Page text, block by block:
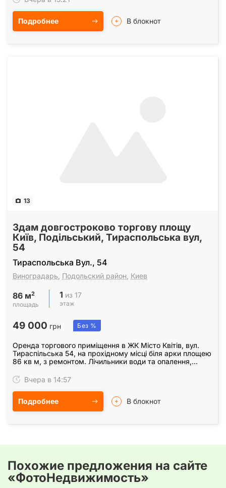
Подробнее В блокнот
13
Здам довгостроково торгову площу
Київ, Подільський, Тираспольська вул,
54
Тираспольська Вул., 54
Виноградарь Подольский район Киев
86 м2
площадь
1 из 17
этаж
49 000 грн Без %
Оренда торгового приміщення в ЖК Місто Квітів, вул.
Тираспільська 54, на прохідному місці біля арки площею
86 кв м, з ремонтом. Лічильники води та опалення,
Вчера в 14:57
Подробнее В блокнот
Похожие предложения на сайте
«ФотоНедвижимость»